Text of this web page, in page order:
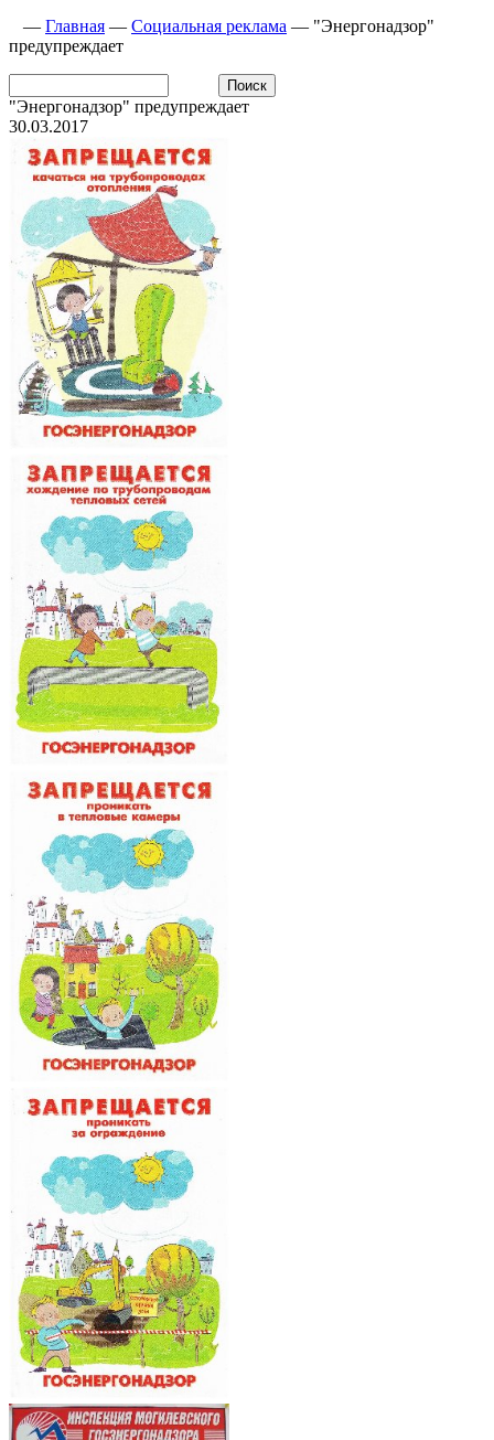
— Главная — Социальная реклама — "Энергонадзор"
предупреждает
"Энергонадзор" предупреждает
30.03.2017